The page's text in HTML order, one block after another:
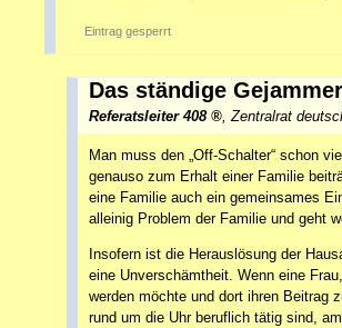
Eintrag gesperrt
Das ständige
Referatsleiter 408 ,Zentralrat
Man muss den „Off-Schalter“ schon
genauso zum Erhalt einer Familie
eine Familie auch ein gemeinsames
alleinig Problem der Familie und geht
Insofern ist die Herauslösung der
eine Unverschämtheit. Wenn eine
werden möchte und dort ihren Beitrag
rund um die Uhr beruflich tätig sind,